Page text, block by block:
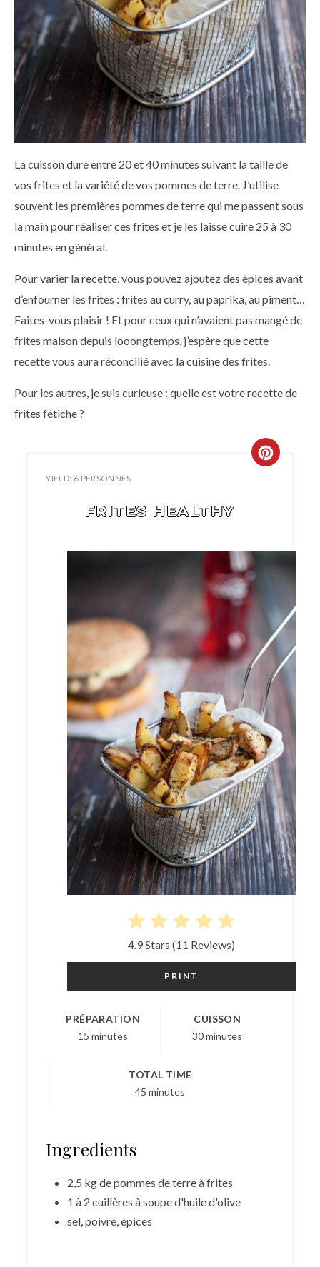
La cuisson dure entre 20 et 40 minutes suivant la taille de
vos frites et la variété de vos pommes de terre. J’utilise
souvent les premières pommes de terre qui me passent sous
la main pour réaliser ces frites et je les laisse cuire 25 à 30
minutes en général.
Pour varier la recette, vous pouvez ajoutez des épices avant
d’enfourner les frites : frites au curry, au paprika, au piment…
Faites-vous plaisir ! Et pour ceux qui n’avaient pas mangé de
frites maison depuis looongtemps, j’espère que cette
recette vous aura réconcilié avec la cuisine des frites.
Pour les autres, je suis curieuse : quelle est votre recette de
frites fétiche ?
YIELD: 6 PERSONNES
FRITES HEALTHY
4.9 Stars (11 Reviews)
PRINT
PRÉPARATION
15 minutes
CUISSON
30 minutes
TOTAL TIME
45 minutes
Ingredients
2,5 kg de pommes de terre à frites
1 à 2 cuillères à soupe d'huile d'olive
sel, poivre, épices